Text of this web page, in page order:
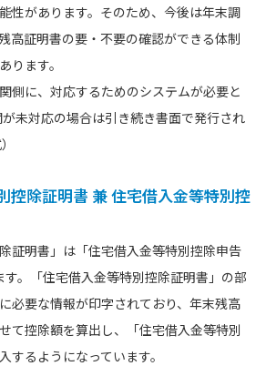
性があります。そのため、今後は年末調
高証明書の要・不要の確認ができる体制
ります。
側に、対応するためのシステムが必要と
未対応の場合は引き続き書面で発行され
除証明書 兼 住宅借入金等特別控
証明書」は「住宅借入金等特別控除申告
。「住宅借入金等特別控除証明書」の部
必要な情報が印字されており、年末残高
て控除額を算出し、「住宅借入金等特別
するようになっています。